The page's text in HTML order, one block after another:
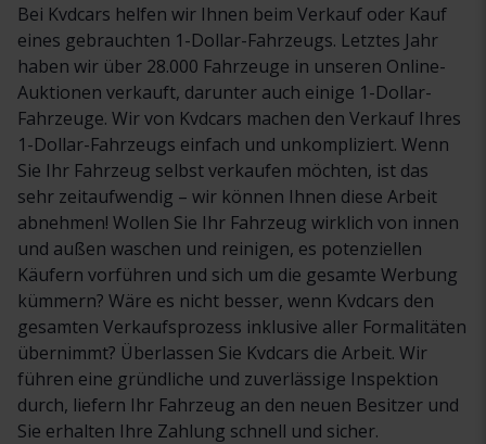
Bei Kvdcars helfen wir Ihnen beim Verkauf oder Kauf
eines gebrauchten 1-Dollar-Fahrzeugs. Letztes Jahr
haben wir über 28.000 Fahrzeuge in unseren Online-
Auktionen verkauft, darunter auch einige 1-Dollar-
Fahrzeuge. Wir von Kvdcars machen den Verkauf Ihres
1-Dollar-Fahrzeugs einfach und unkompliziert. Wenn
Sie Ihr Fahrzeug selbst verkaufen möchten, ist das
sehr zeitaufwendig – wir können Ihnen diese Arbeit
abnehmen! Wollen Sie Ihr Fahrzeug wirklich von innen
und außen waschen und reinigen, es potenziellen
Käufern vorführen und sich um die gesamte Werbung
kümmern? Wäre es nicht besser, wenn Kvdcars den
gesamten Verkaufsprozess inklusive aller Formalitäten
übernimmt? Überlassen Sie Kvdcars die Arbeit. Wir
führen eine gründliche und zuverlässige Inspektion
durch, liefern Ihr Fahrzeug an den neuen Besitzer und
Sie erhalten Ihre Zahlung schnell und sicher.